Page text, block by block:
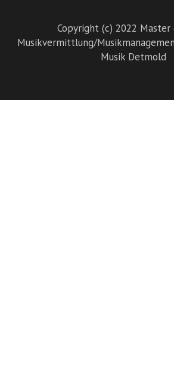
Copyright (c) 2022 Master
Musikvermittlung/
Musik Detmold